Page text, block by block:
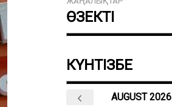
ӨЗЕКТІ
КҮНТІЗБЕ
AUGUST 2026